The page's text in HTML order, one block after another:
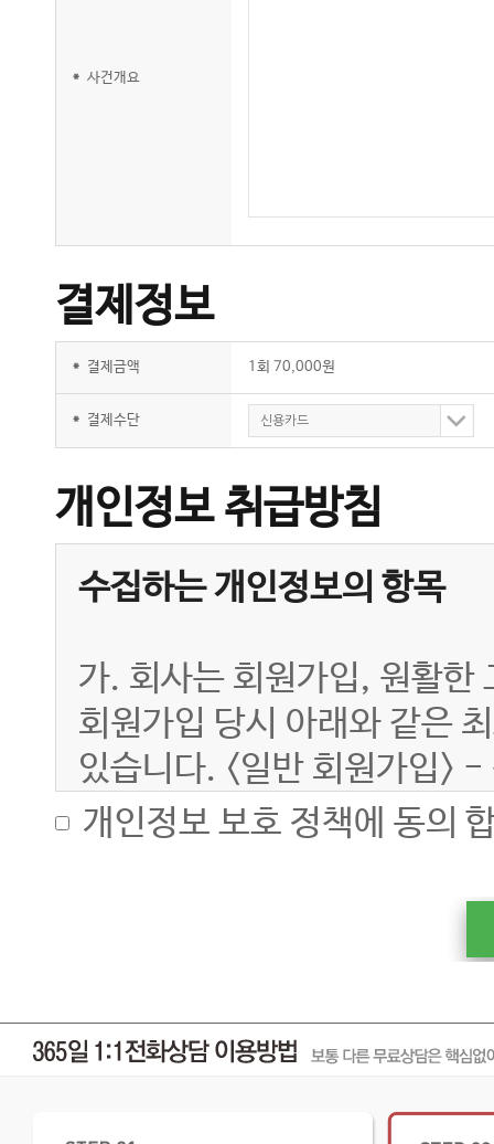
* 사건개요
결제정보
* 결제금액 1회 70,000원
* 결제수단 신용카드
개인정보 취급방침
수집하는 개인정보의 항목
가. 회사는 회원가입, 원활한
회원가입 당시 아래와 같은
있습니다. <일반 회원가입>
별명, 연락처(메일주소, 휴
수 있습니다. - IP Address,
한해서만 아래와 같은 정보
라. 유료 서비스 이용 과정에
개인정보 보호 정책에 동의